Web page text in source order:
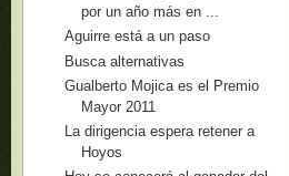
por un año más en ...
Aguirre está a un paso
Busca alternativas
Gualberto Mojica es el Premio
Mayor 2011
La dirigencia espera retener a
Hoyos